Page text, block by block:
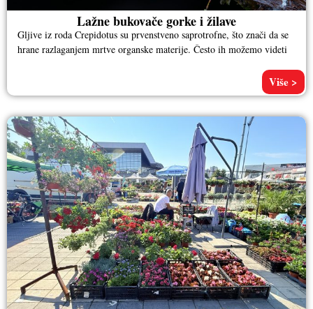
Lažne bukovače gorke i žilave
Gljive iz roda Crepidotus su prvenstveno saprotrofne, što znači da se
hrane razlaganjem mrtve organske materije. Često ih možemo videti
Više >